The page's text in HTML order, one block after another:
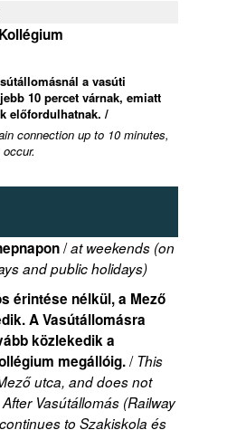
a vasúti
10 percet várnak, emiatt
előfordulhatnak. /
connection up to 10 minutes,
/at weekends (on
and public holidays)
érintése nélkül, a Mező
A Vasútállomásra
közlekedik a
megállóig./This
utca, and does not
Vasútállomás (Railway
to Szakiskola és